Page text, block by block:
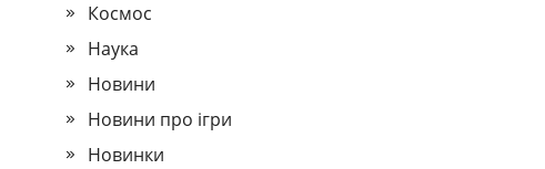
Космос
Наука
Новини
Новини про ігри
Новинки